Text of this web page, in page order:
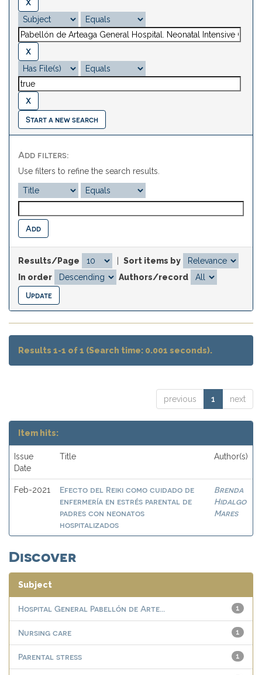
Start a new search
Add filters:
Use filters to refine the search results.
Results/Page
Sort items by
In order
Authors/record
Results 1-1 of 1 (Search time: 0.001 seconds).
previous 1 next
Item hits:
Issue
Date
Title Author(s)
Feb-2021
Efecto del Reiki como cuidado de
enfermería en estrés parental de
padres con neonatos
hospitalizados
Brenda
Hidalgo
Mares
Discover
Subject
1
Hospital General Pabellón de Arte...
1
Nursing care
1
Parental stress